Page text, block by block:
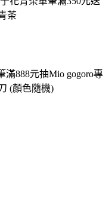
茶
滿888元抽Mio gogoro專
(顏色隨機)